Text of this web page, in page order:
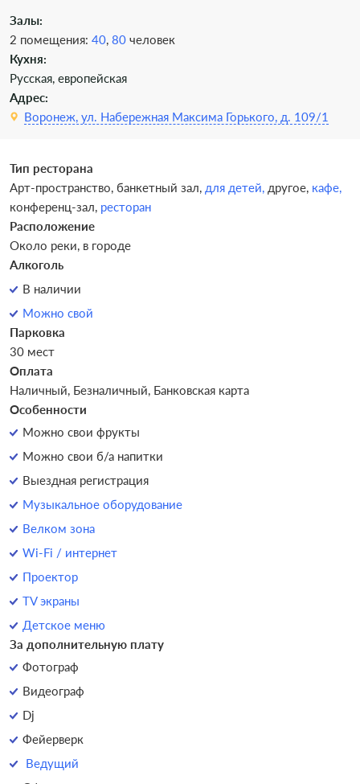
Залы:
2 помещения: 40, 80 человек
Кухня:
Русская, европейская
Адрес:
Воронеж, ул. Набережная Максима Горького, д. 109/1
Тип ресторана
Арт-пространство, банкетный зал, для детей, другое, кафе,
конференц-зал, ресторан
Расположение
Около реки, в городе
Алкоголь
В наличии
Можно свой
Парковка
30 мест
Оплата
Наличный, Безналичный, Банковская карта
Особенности
Можно свои фрукты
Можно свои б/а напитки
Выездная регистрация
Музыкальное оборудование
Велком зона
Wi-Fi / интернет
Проектор
TV экраны
Детское меню
За дополнительную плату
Фотограф
Видеограф
Dj
Фейерверк
Ведущий